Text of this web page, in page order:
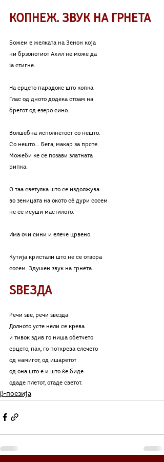
КОПНЕЖ. ЗВУК НА ГРНЕТА
Божем е желката на Зенон која
ни брзоногиот Ахил не може да
іа стигне.
На срцето парадокс што копка.
Глас од дното додека стоам на
брегот од езеро сино.
Волшебна исполнетост со нешто.
Со нешто... Бега, макар за прсте.
Можеби ке се позави златната
рипка.
О таа светулка што се издолжува
во зеницата на окото сѐ дури сосем
не се исуши мастилото.
Има очи сини и елече црвено.
Кутија кристали што не се отвора
сосем. Здушен звук на грнета.
ЅВЕЗДА
Речи ѕве, речи ѕвезда
Долното усте нели се крева
и тивок здив го ниша обетчето
срцето, пак, го поткрева елечето
од намигот, од ишаретот
од она што е и што ќе биде
одаде плетот, отаде светот.
β-поезија